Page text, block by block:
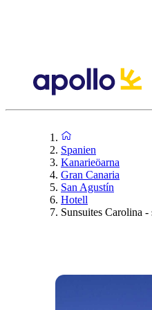
Spanien
Kanarieöarna
Gran Canaria
San Agustín
Hotell
Sunsuites Carolina -